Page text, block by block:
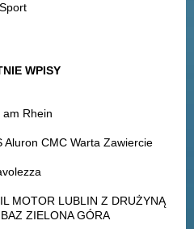
Sport
WPISY
am Rhein
Aluron CMC Warta Zawiercie
MOTOR LUBLIN Z DRUŻYNĄ
ZIELONA GÓRA